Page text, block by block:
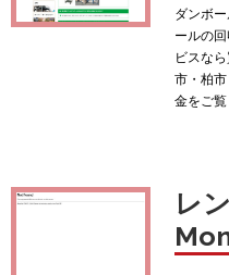
ダンボ
ールの
ビスな
市・柏
金をご覧
レ